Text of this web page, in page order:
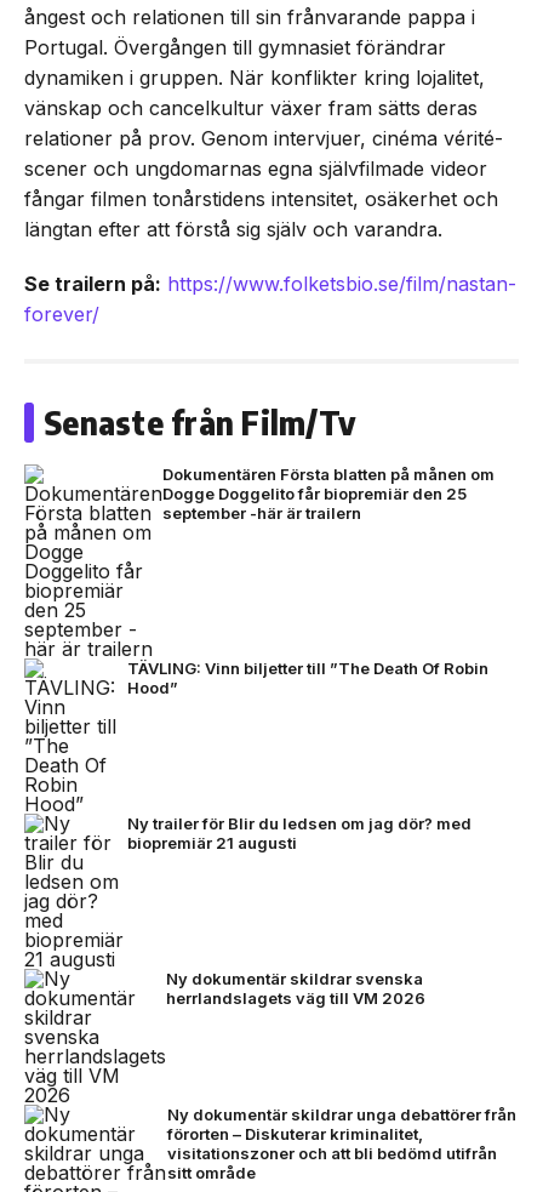
ångest och relationen till sin frånvarande pappa i
Portugal. Övergången till gymnasiet förändrar
dynamiken i gruppen. När konflikter kring lojalitet,
vänskap och cancelkultur växer fram sätts deras
relationer på prov. Genom intervjuer, cinéma vérité-
scener och ungdomarnas egna självfilmade videor
fångar filmen tonårstidens intensitet, osäkerhet och
längtan efter att förstå sig själv och varandra.
Se trailern på: https://www.folketsbio.se/film/nastan-
forever/
Senaste från Film/Tv
Dokumentären Första blatten på månen om
Dogge Doggelito får biopremiär den 25
september -här är trailern
TÄVLING: Vinn biljetter till ”The Death Of Robin
Hood”
Ny trailer för Blir du ledsen om jag dör? med
biopremiär 21 augusti
Ny dokumentär skildrar svenska
herrlandslagets väg till VM 2026
Ny dokumentär skildrar unga debattörer från
förorten – Diskuterar kriminalitet,
visitationszoner och att bli bedömd utifrån
sitt område